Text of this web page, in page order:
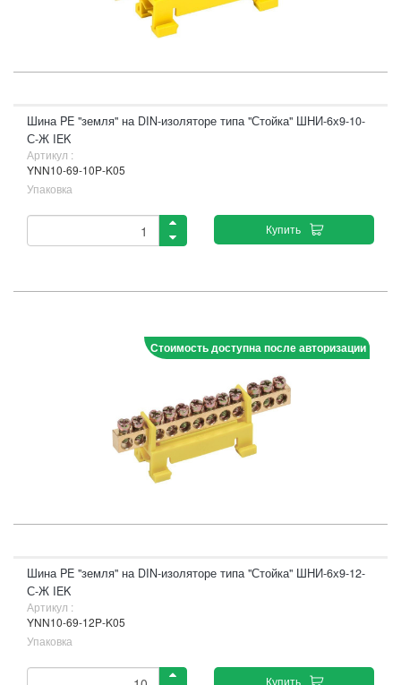
Шина PE "земля" на DIN-изоляторе типа "Стойка" ШНИ-6х9-10-
С-Ж IEK
Артикул :
YNN10-69-10P-K05
Упаковка
Купить
Стоимость доступна после авторизации
Шина PE "земля" на DIN-изоляторе типа "Стойка" ШНИ-6х9-12-
С-Ж IEK
Артикул :
YNN10-69-12P-K05
Упаковка
Купить